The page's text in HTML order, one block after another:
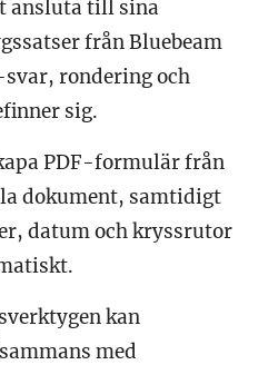
ansluta till sina
från Bluebeam
rondering och
sig.
PDF-formulär från
dokument, samtidigt
datum och kryssrutor
kan
med